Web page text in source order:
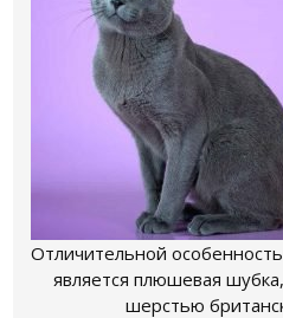
Отличительной
является плюшевая
шерстью